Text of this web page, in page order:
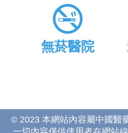
無菸醫院
© 2023 本網站內容屬中國醫